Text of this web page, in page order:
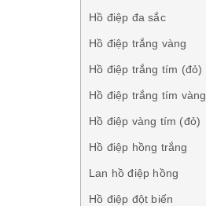
Hồ điệp đa sắc
Hồ điệp trắng vàng
Hồ điệp trắng tím (đỏ)
Hồ điệp trắng tím vàng
Hồ điệp vàng tím (đỏ)
Hồ điệp hồng trắng
Lan hồ điệp hồng
Hồ điệp đột biến